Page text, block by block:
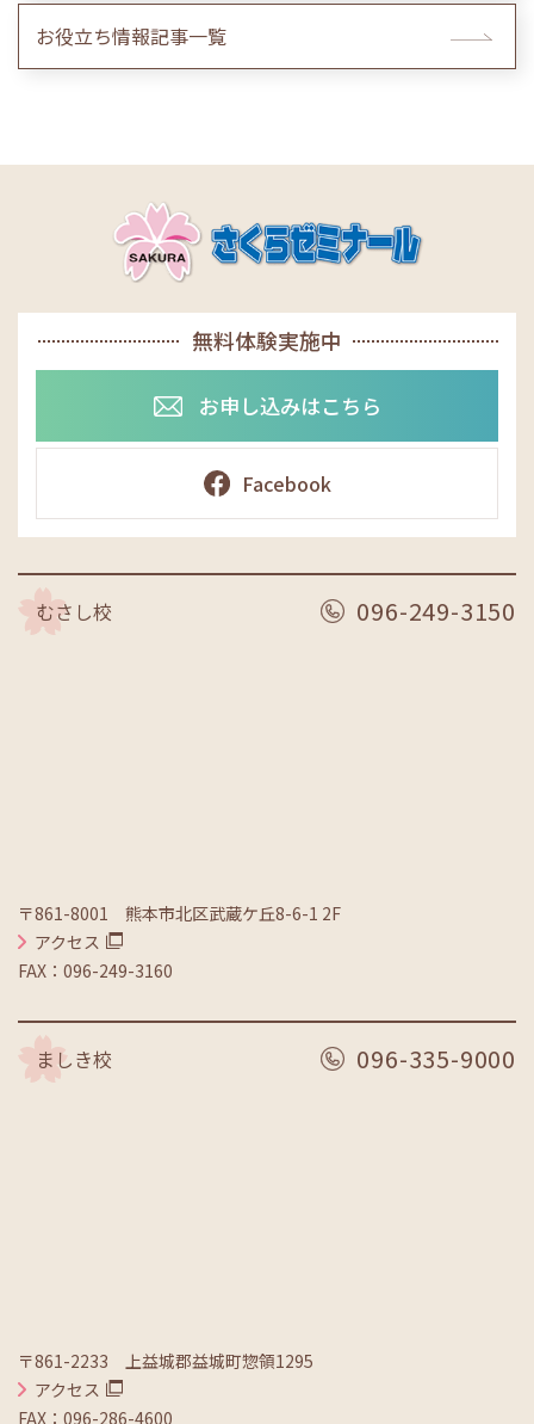
お役立ち情報記事一覧
無料体験実施中
お申し込みはこちら
Facebook
むさし校 096-249-3150
〒861-8001 熊本市北区武蔵ケ丘8-6-1 2F
アクセス
FAX：096-249-3160
ましき校 096-335-9000
〒861-2233 上益城郡益城町惣領1295
アクセス
FAX：096-286-4600